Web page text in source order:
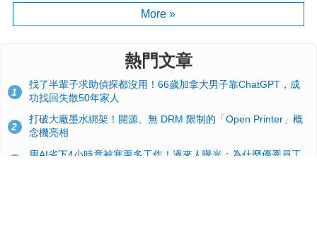
More »
熱門文章
1
找了半輩子求助偵探都沒用！66歲加拿大男子靠ChatGPT，成
功找回失散50年家人
2
打破大廠墨水綁架！開源、無 DRM 限制的「Open Printer」概
念機亮相
用AI省下4小時竟被塞更多工作！過來人曝光：為什麼優秀員工